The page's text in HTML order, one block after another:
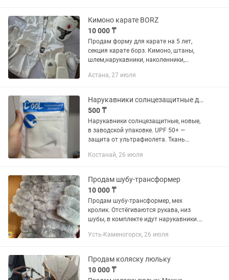
Кимоно карате BORZ
10 000 ₸
Продам форму для карате на 5 лет,
секция карате борз. Кимоно, штаны,
шлем,нарукавники, наколенники,
Астана, 27 июля
Нарукавники солнцезащитные для спорта
500 ₸
Нарукавники солнцезащитные, новые,
в заводской упаковке. UPF 50+ —
защита от ультрафиолета. Ткань
быстро сохнет. Для баскетбола, бега,
Костанай, 26 июля
Продам шубу-трансформер
10 000 ₸
Продам шубу-трансформер, мех
кролик. Отстёгиваются рукава, низ
шубы, в комплекте идут нарукавники.
Усть-Каменогорск, 26 июля
Продам коляску люльку
10 000 ₸